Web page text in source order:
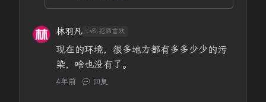
林羽凡 Lv8.把酒言欢
现在的环境，很多地方都有多多少少的污
染，啥也没有了。
4年前 回复